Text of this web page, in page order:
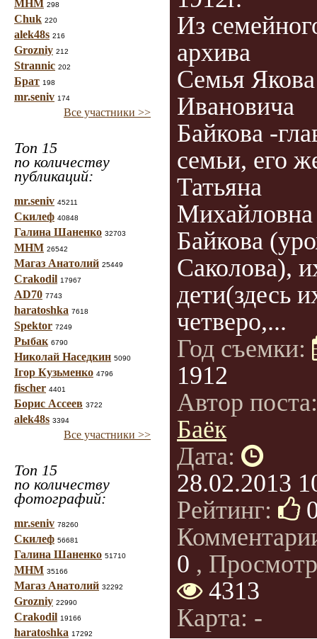
МНМ 298
Chuk 220
alek48s 216
Grozniy 212
Strannic 202
Брат 198
mr.seniv 174
Все участники >>
Топ 15
по количеству
публикаций:
mr.seniv 45211
Скилеф 40848
Галина Шаненко 32703
МНМ 26542
Магаз Анатолий 25449
Crakodil 17967
AD70 7743
haratoshka 7618
Spektor 7249
Рыбак 6790
Николай Наседкин 5090
Ігор Кузьменко 4796
fischer 4401
Борис Ассеев 3722
alek48s 3394
Все участники >>
Топ 15
по количеству
фотографий:
mr.seniv 78260
Скилеф 56681
Галина Шаненко 51710
МНМ 35166
Магаз Анатолий 32292
Grozniy 22990
Crakodil 19166
haratoshka 17292
Из
архива
Семья Якова
Ивановича
Байкова -
семьи, его
Татьяна
Михайловна
Байкова
Саколова),
дети(здесь
четверо,...
Год съемки:
1912
Автор
Баёк
Дата:
28.02.2013
Рейтинг:
0 ,
4313
Карта: -